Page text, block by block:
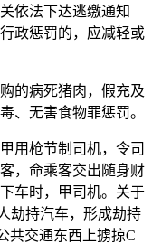
法下达逃缴通知
政惩罚的，应减轻或
的病死猪肉，假充及
、无害食物罪惩罚。
枪节制司机，令司
，命乘客交出随身财
车时，甲司机。关于
劫持汽车，形成劫持
共交通东西上掳掠C